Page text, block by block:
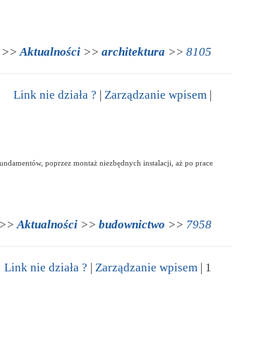
>>Aktualności >>architektura >>8105
Link nie działa ? |Zarządzanie wpisem |
poprzez montaż niezbędnych instalacji, aż po prace
Aktualności >>budownictwo >> 7958
Link nie działa ? |Zarządzanie wpisem | 1